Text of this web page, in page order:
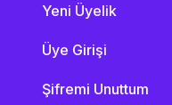
Yeni Üyelik
Üye Girişi
Şifremi Unuttum